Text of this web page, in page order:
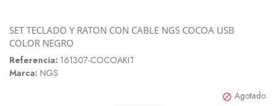
SET TECLADO Y RATON CON CABLE NGS COCOA USB
COLOR NEGRO
Referencia: 161307-COCOAKIT
Marca: NGS
 Agotado